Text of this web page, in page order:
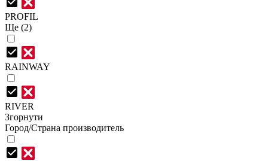
PROFIL
Ще (2)
RAINWAY
RIVER
Згорнути
Город/Страна производитель